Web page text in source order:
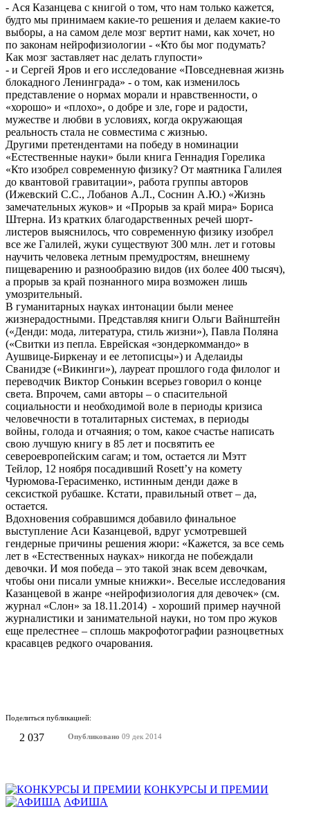
- Ася Казанцева с книгой о том, что нам только кажется,
будто мы принимаем какие-то решения и делаем какие-то
выборы, а на самом деле мозг вертит нами, как хочет, но
по законам нейрофизиологии - «Кто бы мог подумать?
Как мозг заставляет нас делать глупости»
- и Сергей Яров и его исследование «Повседневная жизнь
блокадного Ленинграда» - о том, как изменилось
представление о нормах морали и нравственности, о
«хорошо» и «плохо», о добре и зле, горе и радости,
мужестве и любви в условиях, когда окружающая
реальность стала не совместима с жизнью.
Другими претендентами на победу в номинации
«Естественные науки» были книга Геннадия Горелика
«Кто изобрел современную физику? От маятника Галилея
до квантовой гравитации», работа группы авторов
(Ижевский C.С., Лобанов А.Л., Соснин А.Ю.) «Жизнь
замечательных жуков» и «Прорыв за край мира» Бориса
Штерна. Из кратких благодарственных речей шорт-
листеров выяснилось, что современную физику изобрел
все же Галилей, жуки существуют 300 млн. лет и готовы
научить человека летным премудростям, внешнему
пищеварению и разнообразию видов (их более 400 тысяч),
а прорыв за край познанного мира возможен лишь
умозрительный.
В гуманитарных науках интонации были менее
жизнерадостными. Представляя книги Ольги Вайнштейн
(«Денди: мода, литература, стиль жизни»), Павла Поляна
(«Свитки из пепла. Еврейская «зондеркоммандо» в
Аушвице-Биркенау и ее летописцы») и Аделаиды
Сванидзе («Викинги»), лауреат прошлого года филолог и
переводчик Виктор Сонькин всерьез говорил о конце
света. Впрочем, сами авторы – о спасительной
социальности и необходимой воле в периоды кризиса
человечности в тоталитарных системах, в периоды
войны, голода и отчаяния; о том, какое счастье написать
свою лучшую книгу в 85 лет и посвятить ее
североевропейским сагам; и том, остается ли Мэтт
Тейлор, 12 ноября посадивший Rosett’у на комету
Чурюмова-Герасименко, истинным денди даже в
сексисткой рубашке. Кстати, правильный ответ – да,
остается.
Вдохновения собравшимся добавило финальное
выступление Аси Казанцевой, вдруг усмотревшей
гендерные причины решения жюри: «Кажется, за все семь
лет в «Естественных науках» никогда не побеждали
девочки. И моя победа – это такой знак всем девочкам,
чтобы они писали умные книжки». Веселые исследования
Казанцевой в жанре «нейрофизиология для девочек» (см.
журнал «Слон» за 18.11.2014) - хороший пример научной
журналистики и занимательной науки, но том про жуков
еще прелестнее – сплошь макрофотографии разноцветных
красавцев редкого очарования.
Поделиться публикацией:
2 037 Опубликовано 09 дек 2014
КОНКУРСЫ И ПРЕМИИ
АФИША